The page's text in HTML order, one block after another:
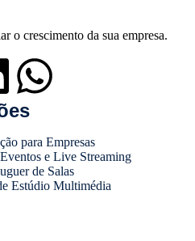
o crescimento da sua empresa.
para Empresas
e Live Streaming
de Salas
Estúdio Multimédia